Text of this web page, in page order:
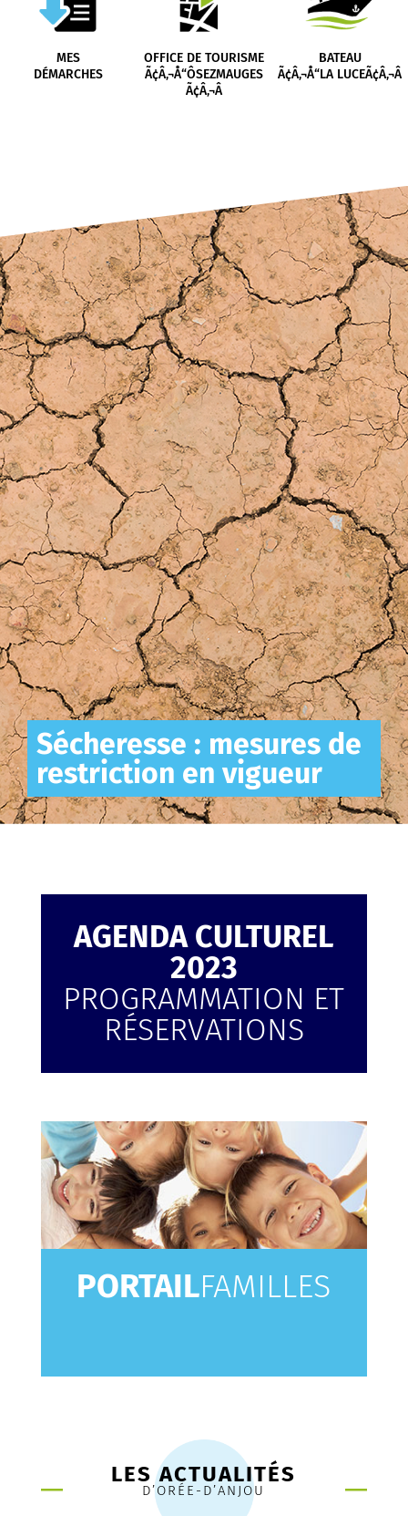
MES
DÉMARCHES
OFFICE DE TOURISME
Ã¢Â‚¬Å“ÔSEZMAUGES
Ã¢Â‚¬Â
BATEAU
Ã¢Â‚¬Å“LA LUCEÃ¢Â‚¬Â
Sécheresse : mesures de
restriction en vigueur
AGENDA CULTUREL
2023
PROGRAMMATION ET
RÉSERVATIONS
PORTAILFAMILLES
LES ACTUALITÉS
D’ORÉE-D’ANJOU